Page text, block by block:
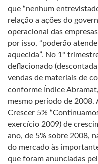
que “nenhum
relação a ações do
operacional das
por isso, “poderão
aquecida”. No 1º
deflacionado
vendas de materiais de
conforme Índice
mesmo período de 2008.
Crescer 5%
exercício 2009) de
ano, de 5% sobre 2008,
do mercado às
que foram anunciadas